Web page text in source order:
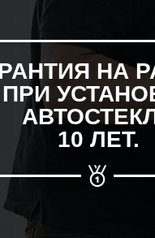
НА
ПРИ
10 ЛЕТ.